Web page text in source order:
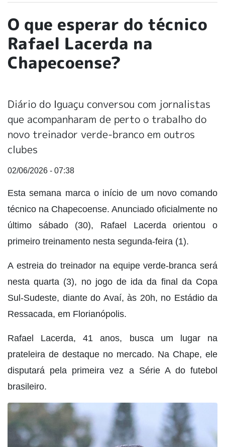
O que esperar do técnico
Rafael Lacerda na
Chapecoense?
Diário do Iguaçu conversou com jornalistas
que acompanharam de perto o trabalho do
novo treinador verde-branco em outros
clubes
02/06/2026 - 07:38
Esta semana marca o início de um novo comando
técnico na Chapecoense. Anunciado oficialmente no
último sábado (30), Rafael Lacerda orientou o
primeiro treinamento nesta segunda-feira (1).
A estreia do treinador na equipe verde-branca será
nesta quarta (3), no jogo de ida da final da Copa
Sul-Sudeste, diante do Avaí, às 20h, no Estádio da
Ressacada, em Florianópolis.
Rafael Lacerda, 41 anos, busca um lugar na
prateleira de destaque no mercado. Na Chape, ele
disputará pela primeira vez a Série A do futebol
brasileiro.